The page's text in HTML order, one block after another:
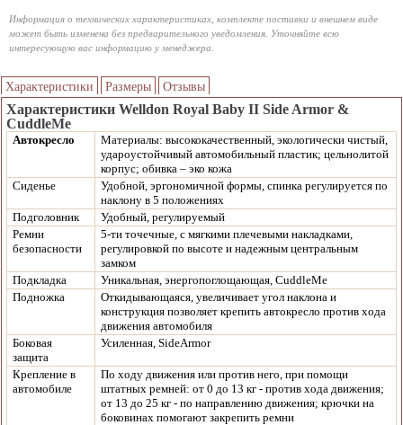
Информация о технических характеристиках, комплекте поставки и внешнем виде
может быть изменена без предварительного уведомления. Уточняйте всю
интересующую вас информацию у менеджера.
Характеристики Размеры Отзывы
Характеристики Welldon Royal Baby II Side Armor &
CuddleMe
Автокресло
Материалы: высококачественный, экологически чистый,
удароустойчивый автомобильный пластик; цельнолитой
корпус; обивка – эко кожа
Сиденье
Удобной, эргономичной формы, спинка регулируется по
наклону в 5 положениях
Подголовник
Удобный, регулируемый
Ремни
безопасности
5-ти точечные, с мягкими плечевыми накладками,
регулировкой по высоте и надежным центральным
замком
Подкладка
Уникальная, энергопоглощающая, CuddleMe
Подножка
Откидывающаяся, увеличивает угол наклона и
конструкция позволяет крепить автокресло против хода
движения автомобиля
Боковая
защита
Усиленная, SideArmor
Крепление в
автомобиле
По ходу движения или против него, при помощи
штатных ремней: от 0 до 13 кг - против хода движения;
от 13 до 25 кг - по направлению движения; крючки на
боковинах помогают закрепить ремни